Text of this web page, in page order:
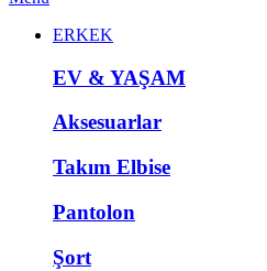
ERKEK
EV & YAŞAM
Aksesuarlar
Takım Elbise
Pantolon
Şort